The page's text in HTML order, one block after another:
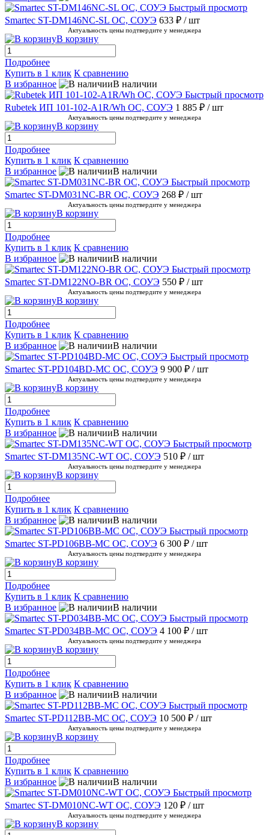
Быстрый просмотр
Smartec ST-DM146NC-SL ОС, СОУЭ 633 ₽ / шт
Актуальность цены подтвердите у менеджера
В корзину
Подробнее
Купить в 1 клик К сравнению
В избранное
В наличии
Быстрый просмотр
Rubetek ИП 101-102-A1R/Wh ОС, СОУЭ 1 885 ₽ / шт
Актуальность цены подтвердите у менеджера
В корзину
Подробнее
Купить в 1 клик К сравнению
В избранное
В наличии
Быстрый просмотр
Smartec ST-DM031NC-BR ОС, СОУЭ 268 ₽ / шт
Актуальность цены подтвердите у менеджера
В корзину
Подробнее
Купить в 1 клик К сравнению
В избранное
В наличии
Быстрый просмотр
Smartec ST-DM122NO-BR ОС, СОУЭ 550 ₽ / шт
Актуальность цены подтвердите у менеджера
В корзину
Подробнее
Купить в 1 клик К сравнению
В избранное
В наличии
Быстрый просмотр
Smartec ST-PD104BD-MC ОС, СОУЭ 9 900 ₽ / шт
Актуальность цены подтвердите у менеджера
В корзину
Подробнее
Купить в 1 клик К сравнению
В избранное
В наличии
Быстрый просмотр
Smartec ST-DM135NC-WT ОС, СОУЭ 510 ₽ / шт
Актуальность цены подтвердите у менеджера
В корзину
Подробнее
Купить в 1 клик К сравнению
В избранное
В наличии
Быстрый просмотр
Smartec ST-PD106BB-MC ОС, СОУЭ 6 300 ₽ / шт
Актуальность цены подтвердите у менеджера
В корзину
Подробнее
Купить в 1 клик К сравнению
В избранное
В наличии
Быстрый просмотр
Smartec ST-PD034BB-MC ОС, СОУЭ 4 100 ₽ / шт
Актуальность цены подтвердите у менеджера
В корзину
Подробнее
Купить в 1 клик К сравнению
В избранное
В наличии
Быстрый просмотр
Smartec ST-PD112BB-MC ОС, СОУЭ 10 500 ₽ / шт
Актуальность цены подтвердите у менеджера
В корзину
Подробнее
Купить в 1 клик К сравнению
В избранное
В наличии
Быстрый просмотр
Smartec ST-DM010NC-WT ОС, СОУЭ 120 ₽ / шт
Актуальность цены подтвердите у менеджера
В корзину